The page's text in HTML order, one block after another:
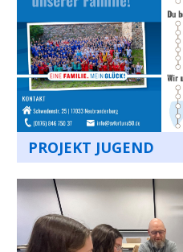
PROJEKT JUGEND